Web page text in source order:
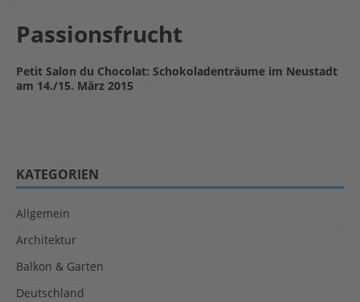
Passionsfrucht
Petit Salon du Chocolat: Schokoladenträume im Neustadt
am 14./15. März 2015
KATEGORIEN
Allgemein
Architektur
Balkon & Garten
Deutschland